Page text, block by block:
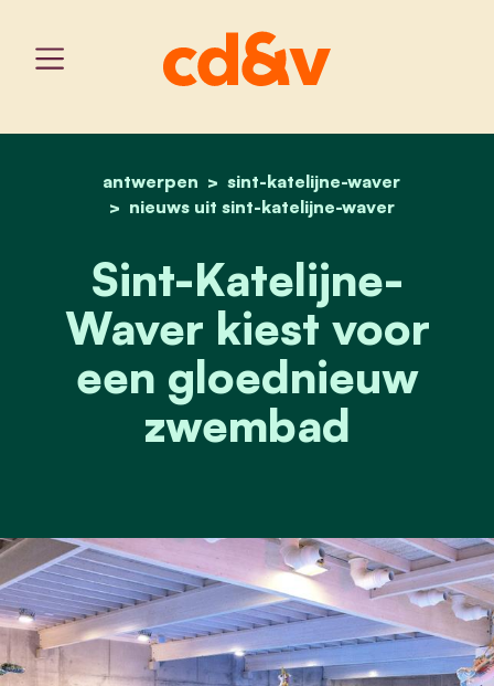
home
antwerpen
sint-katelijne-waver
nieuws uit sint-katelijne-waver
sint-katelijne-waver
Sint-Katelijne-
Waver kiest voor
een gloednieuw
zwembad